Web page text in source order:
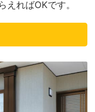
えればOKです。